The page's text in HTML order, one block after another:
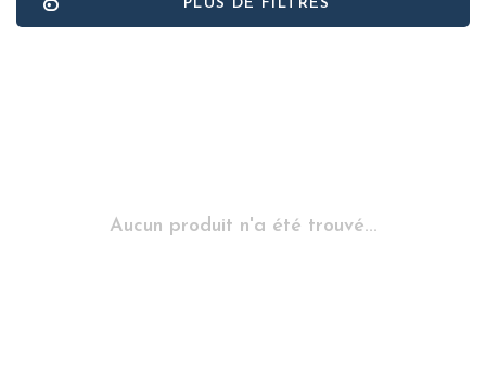
PLUS DE FILTRES
Aucun produit n'a été trouvé...